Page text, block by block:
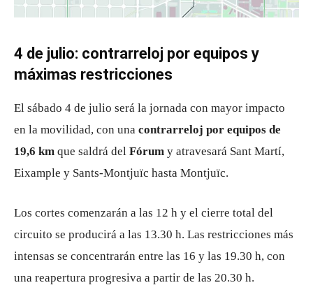
4 de julio: contrarreloj por equipos y
máximas restricciones
El sábado 4 de julio será la jornada con mayor impacto
en la movilidad, con una contrarreloj por equipos de
19,6 km que saldrá del Fórum y atravesará Sant Martí,
Eixample y Sants-Montjuïc hasta Montjuïc.
Los cortes comenzarán a las 12 h y el cierre total del
circuito se producirá a las 13.30 h. Las restricciones más
intensas se concentrarán entre las 16 y las 19.30 h, con
una reapertura progresiva a partir de las 20.30 h.